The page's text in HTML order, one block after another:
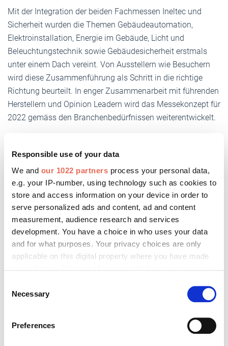
Responsible use of your data
We and our 1022 partners process your personal data,
e.g. your IP-number, using technology such as cookies to
store and access information on your device in order to
serve personalized ads and content, ad and content
measurement, audience research and services
development. You have a choice in who uses your data
and for what purposes. Your privacy choices are only
applicable on this digital property where you have made
the Privacy trigger icon.
Collect information about your geographical location
Selection
Necessary
Preferences
Mit der Integration der beiden Fachmessen Ineltec und
Sicherheit wurden die Themen Gebäudeautomation,
Elektroinstallation, Energie im Gebäude, Licht und
Beleuchtungstechnik sowie Gebäudesicherheit erstmals
unter einem Dach vereint. Von Ausstellern wie Besuchern
wird diese Zusammenführung als Schritt in die richtige
Richtung beurteilt. In enger Zusammenarbeit mit führenden
Herstellern und Opinion Leadern wird das Messekonzept für
2022 gemäss den Branchenbedürfnissen weiterentwickelt.
«Die Stimmung war ausgezeichnet und die zahlreichen
beweisen einmal mehr, wie wichtig das persönliche
Gespräch und der Austausch sind. Der individuelle Kontakt
hat bei den Unternehmen einen hohen Stellenwert. Die
Swissbau entspricht dem grossen Bedürfnis, sich
zusammen an einem Ort zu präsentieren, die Branchenkraft
live zu erleben, sich zu vernetzen und die
Herausforderungen gemeinsam anzunehmen.»
Dienstag 18. bis Freitag, 21. Januar 2022, in Basel statt.
Führende Fachmesse der Schweizer